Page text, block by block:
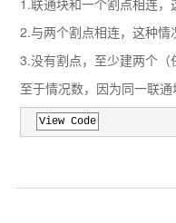
1.联通块和一个割点相连，
2.与两个割点相连，这种情
3.没有割点，至少建两个（
至于情况数，因为同一联通
View Code